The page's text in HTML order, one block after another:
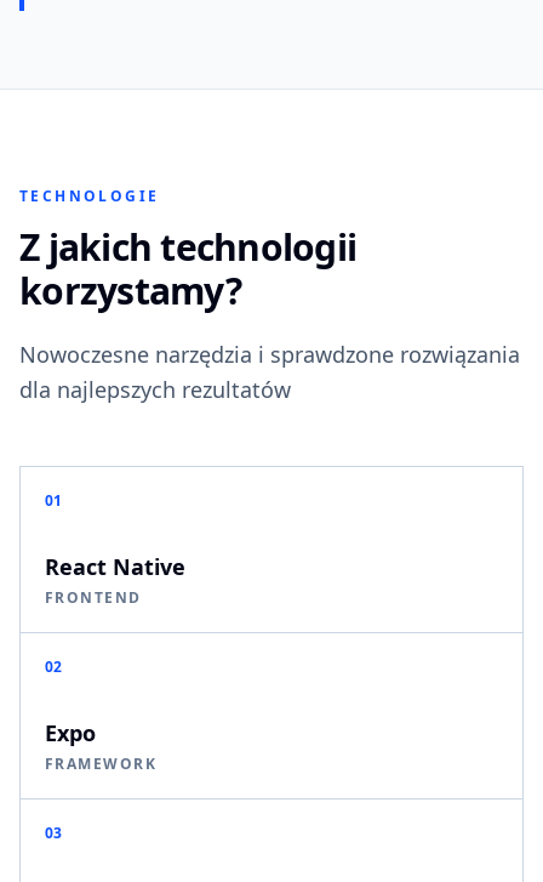
TECHNOLOGIE
Z jakich technologii
korzystamy?
Nowoczesne narzędzia i sprawdzone rozwiązania
dla najlepszych rezultatów
01
React Native
FRONTEND
02
Expo
FRAMEWORK
03